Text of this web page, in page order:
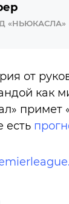
«НЬЮКАСЛА»
от
как
есть